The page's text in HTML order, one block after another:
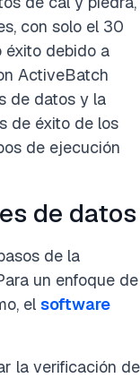
con solo el 30
éxito debido a
ActiveBatch
de datos y la
de éxito de los
de ejecución
de datos
de la
un enfoque de
el software
la verificación de